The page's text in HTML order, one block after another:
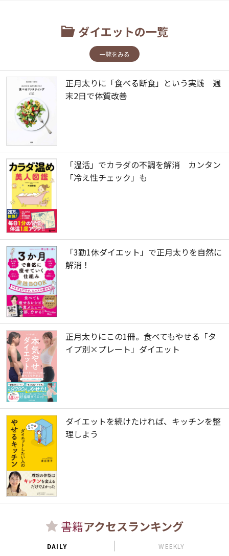
ダイエットの一覧
一覧をみる
正月太りに「食べる断食」という実践 週
末2日で体質改善
「温活」でカラダの不調を解消 カンタン
「冷え性チェック」も
「3勤1休ダイエット」で正月太りを自然に
解消！
正月太りにこの1冊。食べてもやせる「タ
イプ別×プレート」ダイエット
ダイエットを続けたければ、キッチンを整
理しよう
書籍アクセスランキング
DAILY WEEKLY